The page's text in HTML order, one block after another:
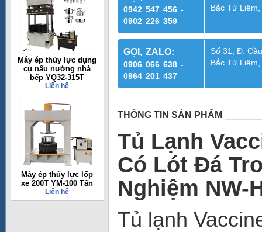
Máy ép thủy lực dụng
cụ nấu nướng nhà
bếp YQ32-315T
Liên hệ
Máy ép thủy lực lốp
xe 200T YM-100 Tấn
Liên hệ
0942 547 456 -
0902 226 359
Bắc Từ
GỌI, ZALO:
0906 066 638 -
0964 201 437
Số 31, Đ.
Bắc Từ
THÔNG TIN SẢN PHẨM
Tủ Lạnh
Có Lót Đá
Nghiệm NW-
Tủ lạnh